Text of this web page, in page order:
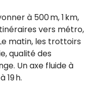
à 500 m, 1 km,
vers métro,
matin, les trottoirs
qualité des
Un axe fluide à
19 h.